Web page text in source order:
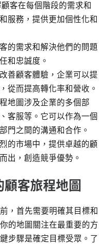
客在每個階段的需求和
服務，提供更加個性化和
的需求和解決他們的問題
和忠誠度。
善顧客體驗，企業可以提
從而提高轉化率和營收。
地圖涉及企業的多個部
客服等。它可以作為一個
門之間的溝通和合作。
的市場中，提供卓越的顧
出，創造競爭優勢。
客旅程地圖
，首先需要明確其目標和
的地圖關注在最重要的方
步驟是確定目標受眾。了